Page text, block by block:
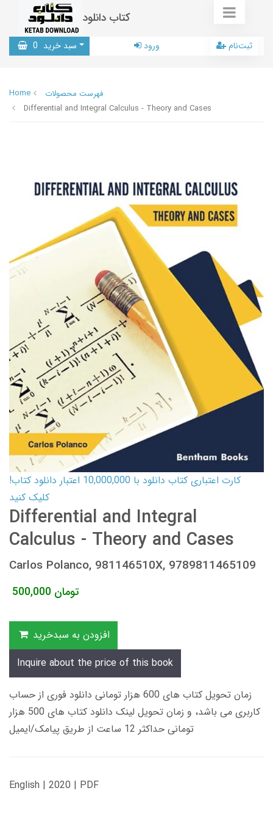
کتاب دانلود
سبد خرید 0 ورود ثبت‌نام
Home
فهرست محصولات
Differential and Integral Calculus - Theory and Cases
کارت اعتباری کتاب دانلود با 10,000,000 اعتبار دانلود کتاب!
کلیک کنید
Differential and Integral
Calculus - Theory and Cases
Carlos Polanco, 981146510X, 9789811465109
500,000 تومان
افزودن به سبدخرید
Inquire about the price of this book
زمان تحویل کتاب های 600 هزار تومانی دانلود فوری از حساب
کاربری می باشد، و زمان تحویل لینک دانلود کتاب های 500 هزار
تومانی حداکثر 12 ساعت از طریق پیامک/ایمیل
English | 2020 | PDF